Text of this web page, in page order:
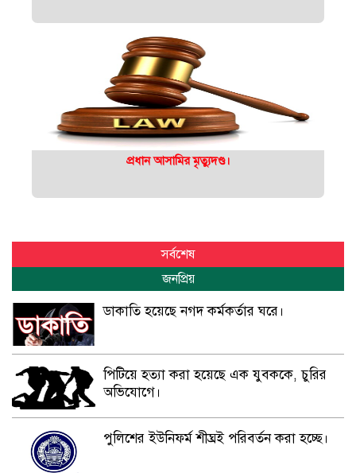
প্রধান আসামির মৃত্যুদণ্ড।
সর্বশেষ
জনপ্রিয়
ডাকাতি হয়েছে নগদ কর্মকর্তার ঘরে।
পিটিয়ে হত্যা করা হয়েছে এক যুবককে, চুরির
অভিযোগে।
পুলিশের ইউনিফর্ম শীঘ্রই পরিবর্তন করা হচ্ছে।